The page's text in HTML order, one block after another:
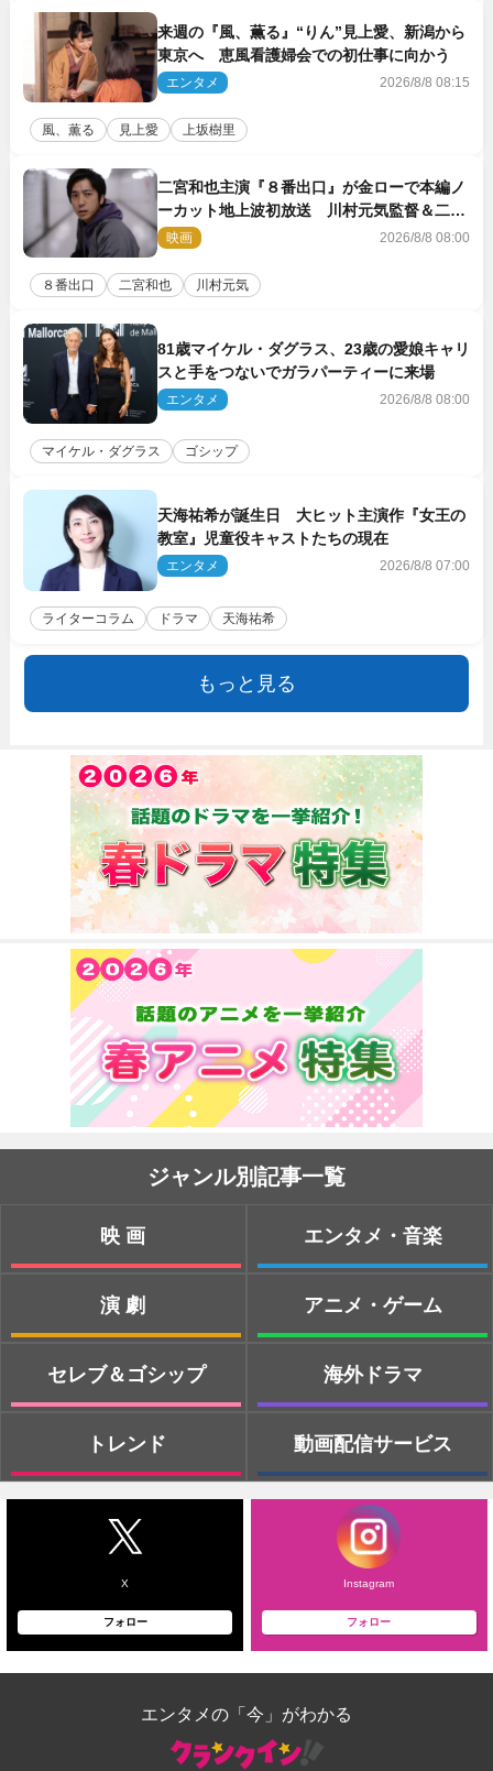
来週の『風、薫る』“りん”見上愛、新潟から
東京へ 恵風看護婦会での初仕事に向かう
エンタメ 2026/8/8 08:15
風、薫る 見上愛 上坂樹里
二宮和也主演『８番出口』が金ローで本編ノ
ーカット地上波初放送 川村元気監督＆二宮
コメント到着
映画 2026/8/8 08:00
８番出口 二宮和也 川村元気
81歳マイケル・ダグラス、23歳の愛娘キャリ
スと手をつないでガラパーティーに来場
エンタメ 2026/8/8 08:00
マイケル・ダグラス ゴシップ
天海祐希が誕生日 大ヒット主演作『女王の
教室』児童役キャストたちの現在
エンタメ 2026/8/8 07:00
ライターコラム ドラマ 天海祐希
もっと見る
ジャンル別記事一覧
映画
演劇
セレブ＆ゴシップ
トレンド
エンタメ・音楽
アニメ・ゲーム
海外ドラマ
動画配信サービス
X
フォロー
Instagram
フォロー
エンタメの「今」がわかる